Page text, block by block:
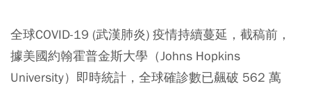
全球COVID-19 (武漢肺炎) 疫情持續蔓延，截稿前，
據美國約翰霍普金斯大學（Johns Hopkins
University）即時統計，全球確診數已飆破 562 萬